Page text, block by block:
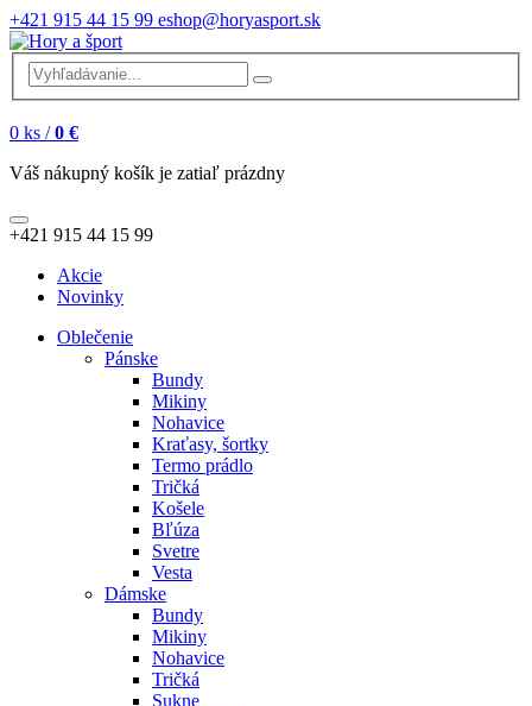
+421 915 44 15 99 eshop@horyasport.sk
0 ks / 0 €
Váš nákupný košík je zatiaľ prázdny
+421 915 44 15 99
Akcie
Novinky
Oblečenie
Pánske
Bundy
Mikiny
Nohavice
Kraťasy, šortky
Termo prádlo
Tričká
Košele
Bľúza
Svetre
Vesta
Dámske
Bundy
Mikiny
Nohavice
Tričká
Sukne